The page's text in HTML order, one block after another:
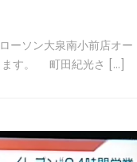
ーソン大泉南小前店オー
ます。 町田紀光さ […]